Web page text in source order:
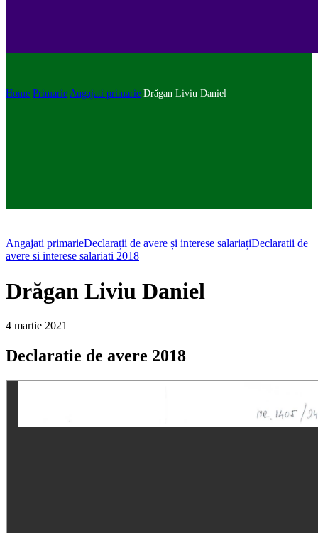
Home Primarie Angajati primarie Drăgan Liviu Daniel
Angajati primarieDeclarații de avere și interese salariațiDeclaratii de
avere si interese salariati 2018
Drăgan Liviu Daniel
4 martie 2021
Declaratie de avere 2018